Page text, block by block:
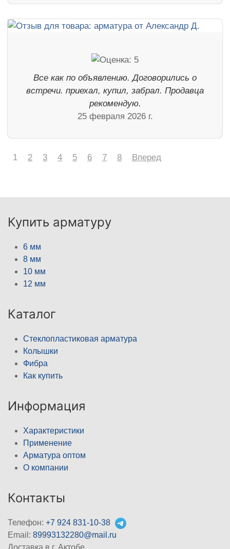
Все как по объявлению. Договорились о
встречи. приехал, купил, забрал. Продавца
рекомендую.
25 февраля 2026 г.
1 2 3 4 5 6 7 8 Вперед
Купить арматуру
6 мм
8 мм
10 мм
12 мм
Каталог
Стеклопластиковая арматура
Колышки
Фибра
Как купить
Информация
Характеристики
Применение
Арматура оптом
О компании
Контакты
Телефон: +7 924 831-10-38
Email: 89993132280@mail.ru